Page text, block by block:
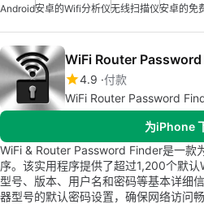
Android安卓的wifi分析仪无线扫描仪安卓的免
WiFi Router
4.9 付款
WiFi Router Password
为iPhone
WiFi & Router Password Finder是一款
序。该实用程序提供了超过1,200个默认
型号、版本、用户名和密码等基本详细
器型号的默认密码设置，确保网络访问